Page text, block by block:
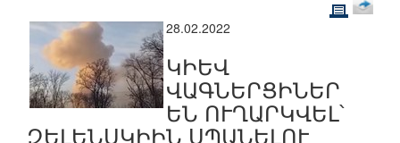
28.02.2022
ԿԻԵՎ
ՎԱԳՆԵՐՑԻՆԵՐ
ԵՆ ՈՒՂԱՐԿՎԵԼ՝
ԶԵԼԵՆՍԿԻԻՆ ՍՊԱՆԵԼՈՒ